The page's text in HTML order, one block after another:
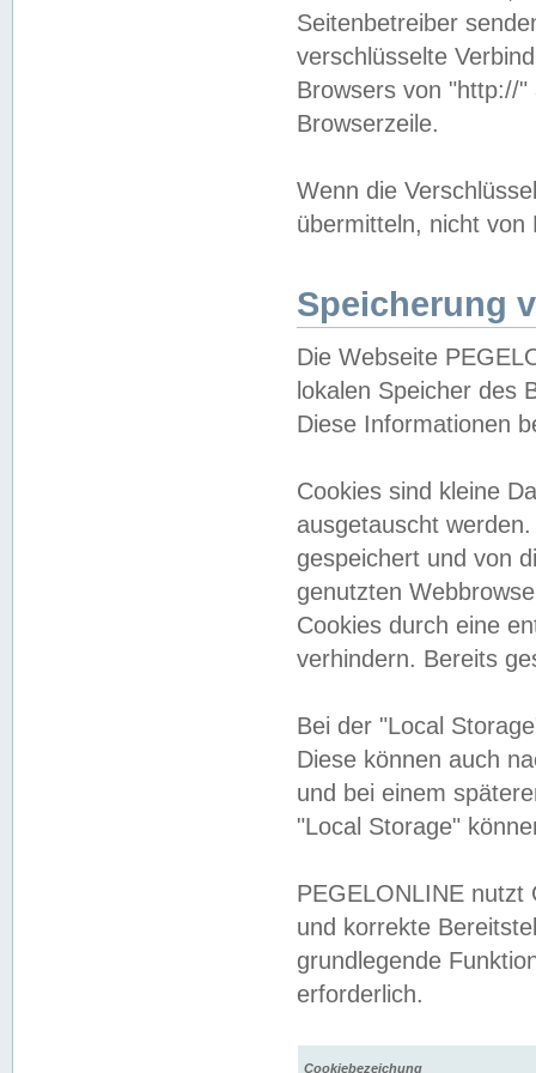
Seitenbetreiber
verschlüsselte
Browsers von "http://
Browserzeile.
Wenn die
übermitteln, nicht von
Speicherung
Die Webseite
lokalen Speicher des
Diese Informationen
Cookies sind kleine
ausgetauscht
gespeichert und von
genutzten
Cookies durch eine
verhindern. Bereits
Bei der "Local
Diese können auch
und bei einem
"Local Storage"
PEGELONLINE nutzt
und korrekte
grundlegende
erforderlich.
Cookiebezeichung